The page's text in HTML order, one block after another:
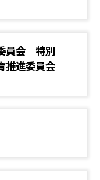
員会 特別
推進委員会